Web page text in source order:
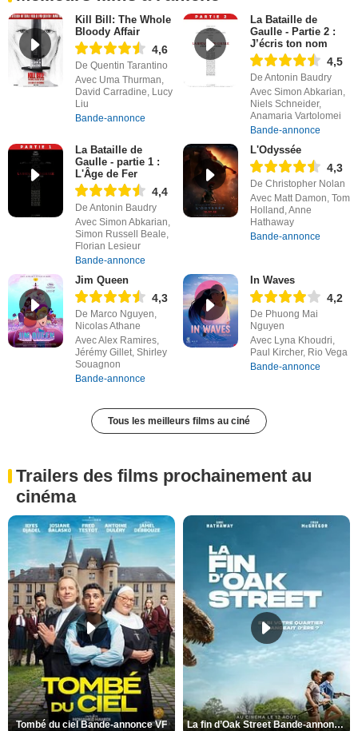
Kill Bill: The Whole
Bloody Affair
4,6
De Quentin Tarantino
Avec Uma Thurman,
David Carradine, Lucy
Liu
Bande-annonce
La Bataille de
Gaulle - Partie 2 :
J’écris ton nom
4,5
De Antonin Baudry
Avec Simon Abkarian,
Niels Schneider,
Anamaria Vartolomei
Bande-annonce
La Bataille de
Gaulle - partie 1 :
L'Âge de Fer
4,4
De Antonin Baudry
Avec Simon Abkarian,
Simon Russell Beale,
Florian Lesieur
Bande-annonce
L'Odyssée
4,3
De Christopher Nolan
Avec Matt Damon, Tom
Holland, Anne
Hathaway
Bande-annonce
Jim Queen
4,3
De Marco Nguyen,
Nicolas Athane
Avec Alex Ramires,
Jérémy Gillet, Shirley
Souagnon
Bande-annonce
In Waves
4,2
De Phuong Mai
Nguyen
Avec Lyna Khoudri,
Paul Kircher, Rio Vega
Bande-annonce
Tous les meilleurs films au ciné
Trailers des films prochainement au
cinéma
Tombé du ciel Bande-annonce VF La fin d’Oak Street Bande-annonce VO STFR